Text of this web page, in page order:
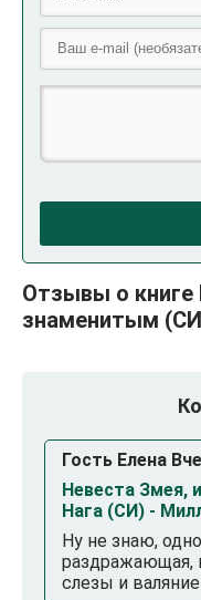
Отзывы о
знаменитым
Гость Елена
Невеста Змея,
Нага (СИ) -
Ну не знаю,
раздражающая,
слезы и